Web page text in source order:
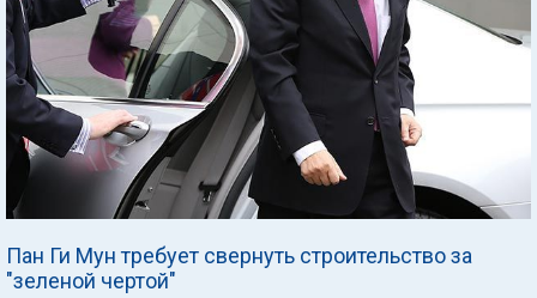
Пан Ги Мун требует свернуть строительство за
"зеленой чертой"